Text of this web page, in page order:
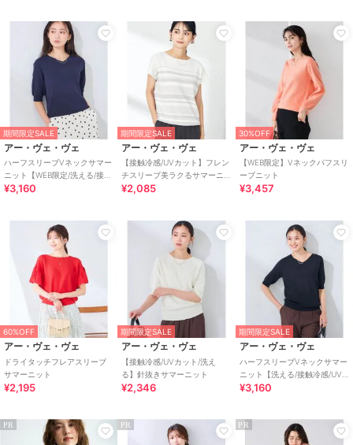
期間限定SALE
アー・ヴェ・ヴェ
ハーフスリーブVネックサマー
ニット【WEB限定/洗える/接触
冷感/UVカット】
¥3,160
期間限定SALE
アー・ヴェ・ヴェ
【接触冷感/UVカット】フレン
チスリーブ美ラクるサマーニ
ット
¥2,085
30%OFF
アー・ヴェ・ヴェ
【WEB限定】Vネックパフスリ
ーブニット
¥3,457
60%OFF
アー・ヴェ・ヴェ
ドライタッチフレアスリーブ
サマーニット
¥2,195
期間限定SALE
アー・ヴェ・ヴェ
【接触冷感/UVカット/洗え
る】針抜きサマーニット
¥2,346
期間限定SALE
アー・ヴェ・ヴェ
ハーフスリーブVネックサマー
ニット【洗える/接触冷感/UV
カット】
¥3,160
PR PR PR